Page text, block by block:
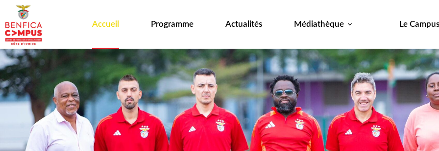
Accueil Programme Actualités Médiathèque Le Campus